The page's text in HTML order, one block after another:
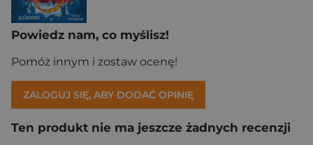
Powiedz nam, co myślisz!
Pomóż innym i zostaw ocenę!
ZALOGUJ SIĘ, ABY DODAĆ OPINIĘ
Ten produkt nie ma jeszcze żadnych recenzji